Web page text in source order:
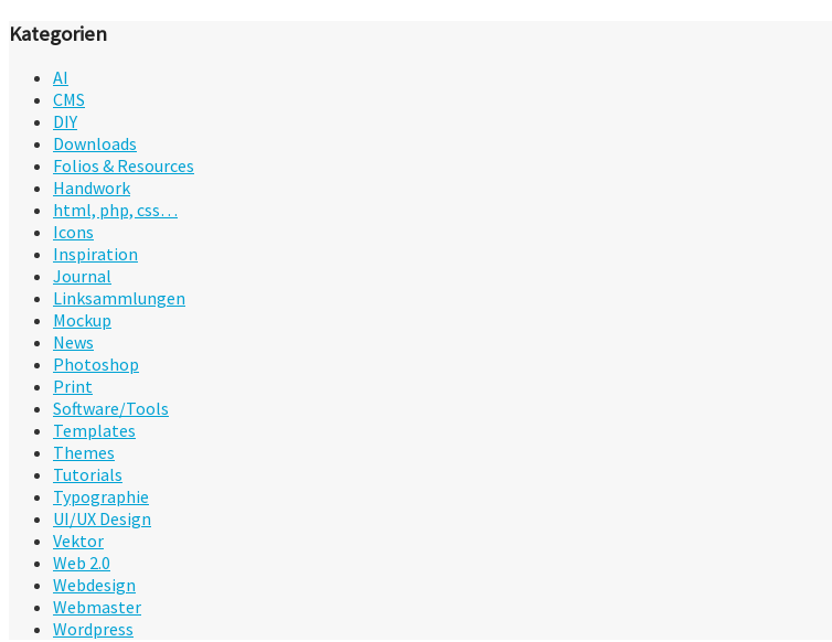
Kategorien
AI
CMS
DIY
Downloads
Folios & Resources
Handwork
html, php, css…
Icons
Inspiration
Journal
Linksammlungen
Mockup
News
Photoshop
Print
Software/Tools
Templates
Themes
Tutorials
Typographie
UI/UX Design
Vektor
Web 2.0
Webdesign
Webmaster
Wordpress